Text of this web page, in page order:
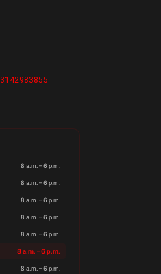
3142983855
8 a.m. – 6 p.m.
8 a.m. – 6 p.m.
8 a.m. – 6 p.m.
8 a.m. – 6 p.m.
8 a.m. – 6 p.m.
8 a.m. – 6 p.m.
8 a.m. – 6 p.m.